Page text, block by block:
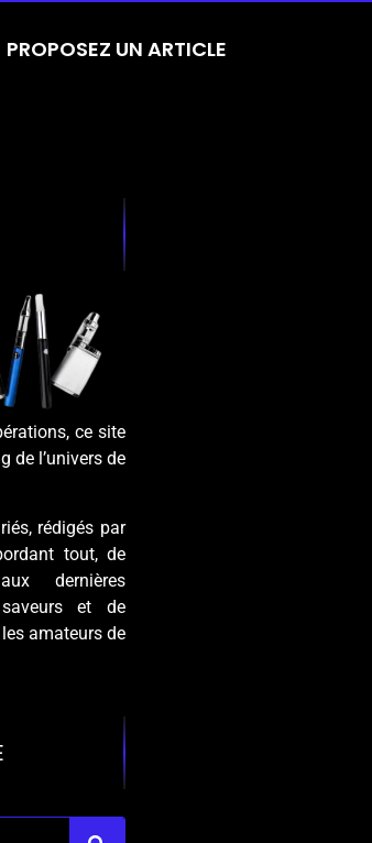
PROPOSEZ UN ARTICLE
ce site
de l’univers de
rédigés par
tout, de
dernières
et de
amateurs de